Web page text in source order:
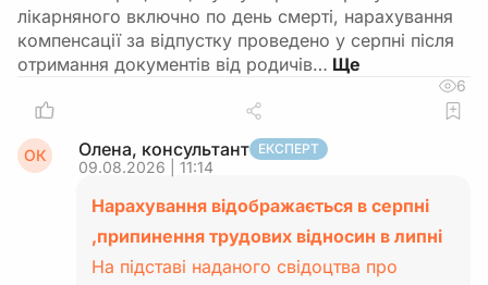
лікарняного включно по день смерті, нарахування
компенсації за відпустку проведено у серпні після
отримання документів від родичів…
6
ОК Олена, консультант ЕКСПЕРТ
09.08.2026 | 11:14
Нарахування відображається в серпні
,припинення трудових відносин в липні
На підставі наданого свідоцтва про